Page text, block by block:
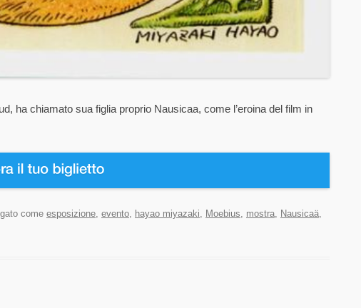
ha chiamato sua figlia proprio Nausicaa, come l’eroina del film in
come esposizione evento hayao miyazaki Moebius mostra Nausicaä